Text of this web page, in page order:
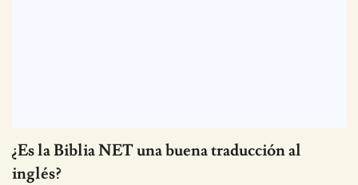
¿Es la Biblia NET una buena traducción al
inglés?